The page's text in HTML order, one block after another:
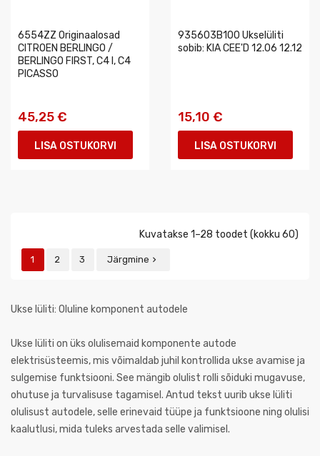
6554ZZ Originaalosad
CITROEN BERLINGO /
BERLINGO FIRST, C4 I, C4
PICASSO
45,25 €
LISA OSTUKORVI
935603B100 Ukselüliti
sobib: KIA CEE'D 12.06 12.12
15,10 €
LISA OSTUKORVI
Kuvatakse 1–28 toodet (kokku 60)
1 2 3 Järgmine 
Ukse lüliti: Oluline komponent autodele
Ukse lüliti on üks olulisemaid komponente autode
elektrisüsteemis, mis võimaldab juhil kontrollida ukse avamise ja
sulgemise funktsiooni. See mängib olulist rolli sõiduki mugavuse,
ohutuse ja turvalisuse tagamisel. Antud tekst uurib ukse lüliti
olulisust autodele, selle erinevaid tüüpe ja funktsioone ning olulisi
kaalutlusi, mida tuleks arvestada selle valimisel.